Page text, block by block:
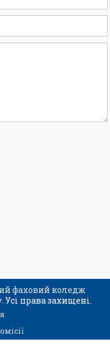
фаховий коледж
. Усі права захищені.